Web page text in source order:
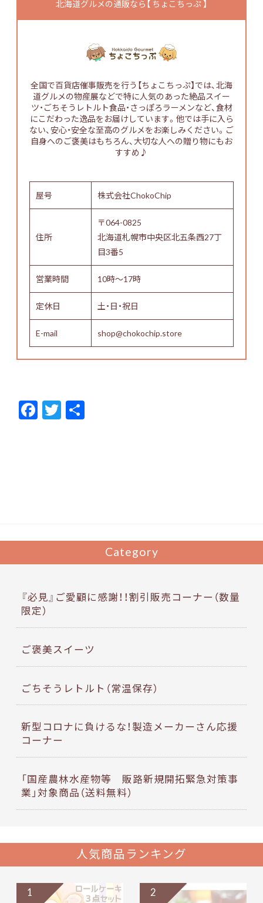
北海道グルメの通販なら【 ちょこちっぷ 】
全国で百貨店催事販売を行う【ちょこちっぷ】では、北海
道グルメの物産展などで特に人気のあった絶品スイー
ツ・ごちそうレトルト食品・さっぽろラーメンなど、食材
にこだわった逸品をお届けしています。他では手に入ら
ない、安心・安全な至高のグルメをお楽しみください。ご
自身へのご褒美はもちろん、大切な人への贈り物にもお
すすめ♪
屋号 株式会社ChokoChip
住所
〒064-0825
北海道札幌市中央区北五条西27丁
目3番5
営業時間 10時～17時
定休日 土・日・祝日
E-mail shop@chokochip.store
F
ac
T
w
Category
『必見』ご愛顧に感謝！！割引販売コーナー（数量
限定）
ご褒美スイーツ
ごちそうレトルト（常温保存）
新型コロナに負けるな！製造メーカーさん応援
コーナー
「国産農林水産物等 販路新規開拓緊急対策事
業」対象商品（送料無料）
人気商品ランキング
1 2